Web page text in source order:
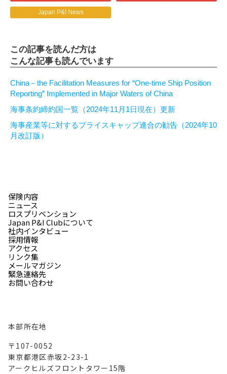
Japan P&I News
この記事を読んだ方は
こんな記事も読んでいます
China－the Facilitation Measures for “One-time Ship Position
Reporting” Implemented in Major Waters of China
海事条約締約国一覧（2024年11月1日現在）更新
海事産業等に対するプライスキャップ連合の勧告（2024年10
月改訂版）
本部所在地
〒107-0052
東京都港区赤坂2-23-1
アークヒルズフロントタワー15階
保険内容
社内インタビュー
緊急連絡先
ニュース
採用情報
リンク集
ロスプリベンション
アクセス
メールマガジン
Japan P&I Clubについて
お問い合わせ